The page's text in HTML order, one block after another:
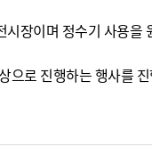
장이며 정수기 사용
로 진행하는 행사를